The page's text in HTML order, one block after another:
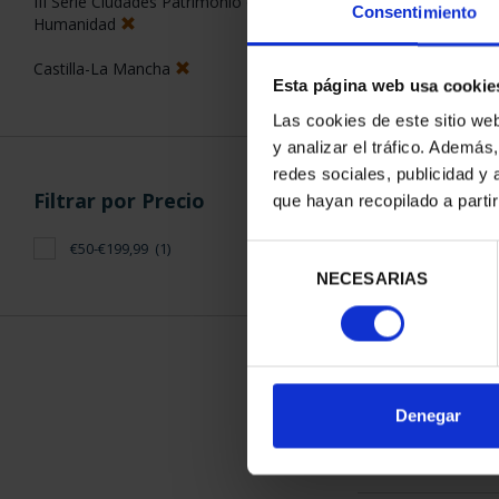
Consentimiento
Esta página web usa
Las cookies de este sitio
y analizar el tráfico.
redes sociales, publicidad y
que hayan recopilado a
consentimiento
NECESARIAS
Denegar
Humanidad
Castilla-La Mancha
Filtrar por Precio
€50-€199,99 (1)
CIUDADES
ORDENAR POR: